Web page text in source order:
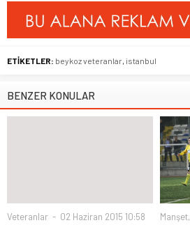
ETİKETLER: beykoz veteranlar istanbul
BENZER KONULAR
Veteranlar 02 Haziran 2015 10:58 Manşet,